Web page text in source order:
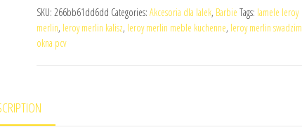
SKU: 266bb61dd6dd Categories: Akcesoria dla lalek, Barbie Tags: lamele leroy
merlin, leroy merlin kalisz, leroy merlin meble kuchenne, leroy merlin swadzim
okna pcv